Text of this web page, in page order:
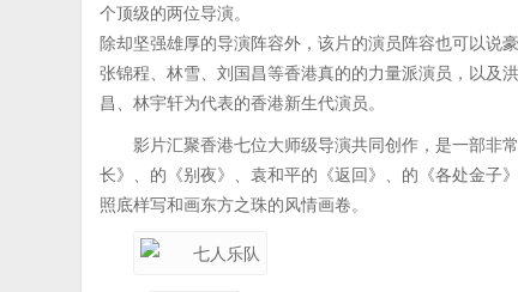
个顶级的两位导演。
除却坚强雄厚的导演阵容外，该片的演员阵容也可以说
张锦程、林雪、刘国昌等香港真的的力量派演员，以及
昌、林宇轩为代表的香港新生代演员。
影片汇聚香港七位大师级导演共同创作，是一部非
长》、的《别夜》、袁和平的《返回》、的《各处金子
照底样写和画东方之珠的风情画卷。